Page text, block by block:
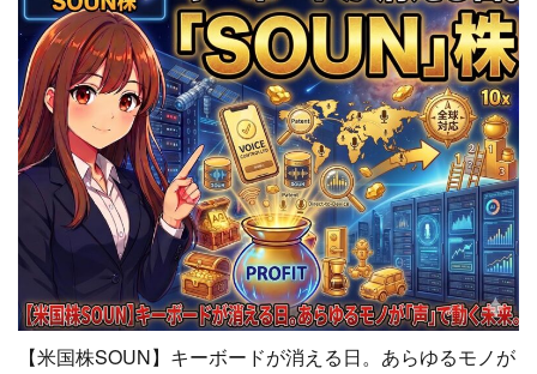
【米国株SOUN】キーボードが消える日。あらゆるモノが